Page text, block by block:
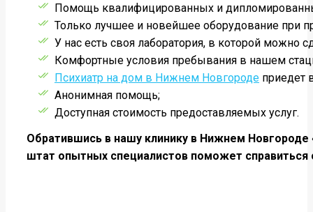
Помощь квалифицированных и
Только лучшее и новейшее оборудование при
У нас есть своя лаборатория, в которой можно
Комфортные условия пребывания в нашем
Психиатр на дом в Нижнем Новгороде приедет
Анонимная помощь;
Доступная стоимость предоставляемых услуг.
Обратившись в нашу клинику в Нижнем
штат опытных специалистов поможет справиться